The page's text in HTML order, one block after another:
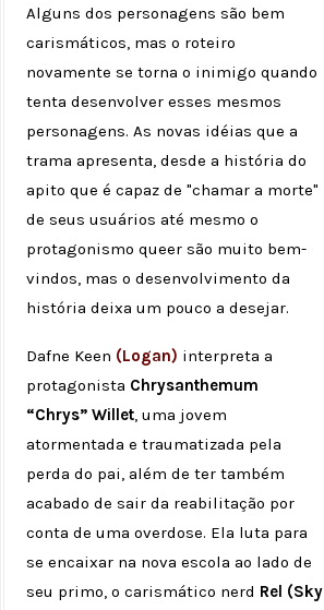
Alguns dos personagens são bem
carismáticos, mas o roteiro
novamente se torna o inimigo quando
tenta desenvolver esses mesmos
personagens. As novas idéias que a
trama apresenta, desde a história do
apito que é capaz de "chamar a morte"
de seus usuários até mesmo o
protagonismo queer são muito bem-
vindos, mas o desenvolvimento da
história deixa um pouco a desejar.
Dafne Keen (Logan) interpreta a
protagonista Chrysanthemum
“Chrys” Willet, uma jovem
atormentada e traumatizada pela
perda do pai, além de ter também
acabado de sair da reabilitação por
conta de uma overdose. Ela luta para
se encaixar na nova escola ao lado de
seu primo, o carismático nerd Rel (Sky